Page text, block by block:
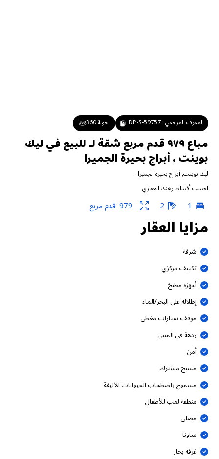
المعرف المرجعي :DP-S-59757 جولة 360
مباع ٩٧٩ قدم مربع شقة لـ للبيع في ليك
بوينت ، أبراج بحيرة الجميرا
ليك بوينت,أبراج بحيرة الجميرا-
احسب أقساط رهنك العقاري
1
2
979 قدم مربع
مزايا العقار
شرفة
تكييف مركزي
أجهزة مطبخ
إطلالة على البحر/الماء
موقف سيارات مغطى
ردهة في المبنى
أمن
مسبح مشترك
مسموح باصطحاب الحيوانات الأليفة
منطقة لعب للأطفال
مصلى
ساونا
غرفة بخار